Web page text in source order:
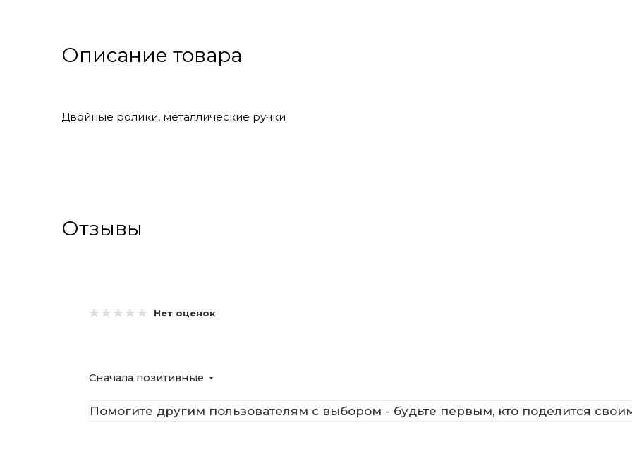
Описание товара
Двойные ролики, металлические ручки
Отзывы
Нет оценок
Сначала позитивные
Помогите другим пользователям с выбором - будьте первым, кто поделится